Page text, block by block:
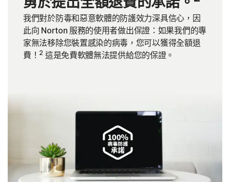
我們對於防毒和惡意軟體的防護效力深具信心，因
此向 Norton 服務的使用者做出保證：如果我們的專
家無法移除您裝置感染的病毒，您可以獲得全額退
費！ 2 這是免費軟體無法提供給您的保證。